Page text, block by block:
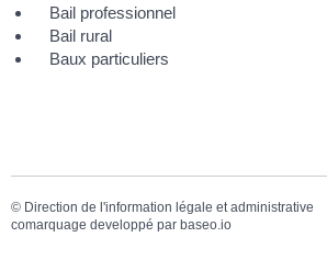
Bail professionnel
Bail rural
Baux particuliers
© Direction de l'information légale et administrative
comarquage developpé par baseo.io